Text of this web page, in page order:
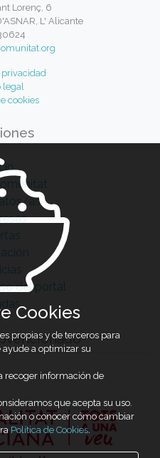
Lorenç, 6
L' Alicante
legal
cookies
as
del portal
Cookies
propias y de terceros para
a optimizar su
recoger información de
que acepta su uso.
o conocer cómo cambiar
Política de Cookies.